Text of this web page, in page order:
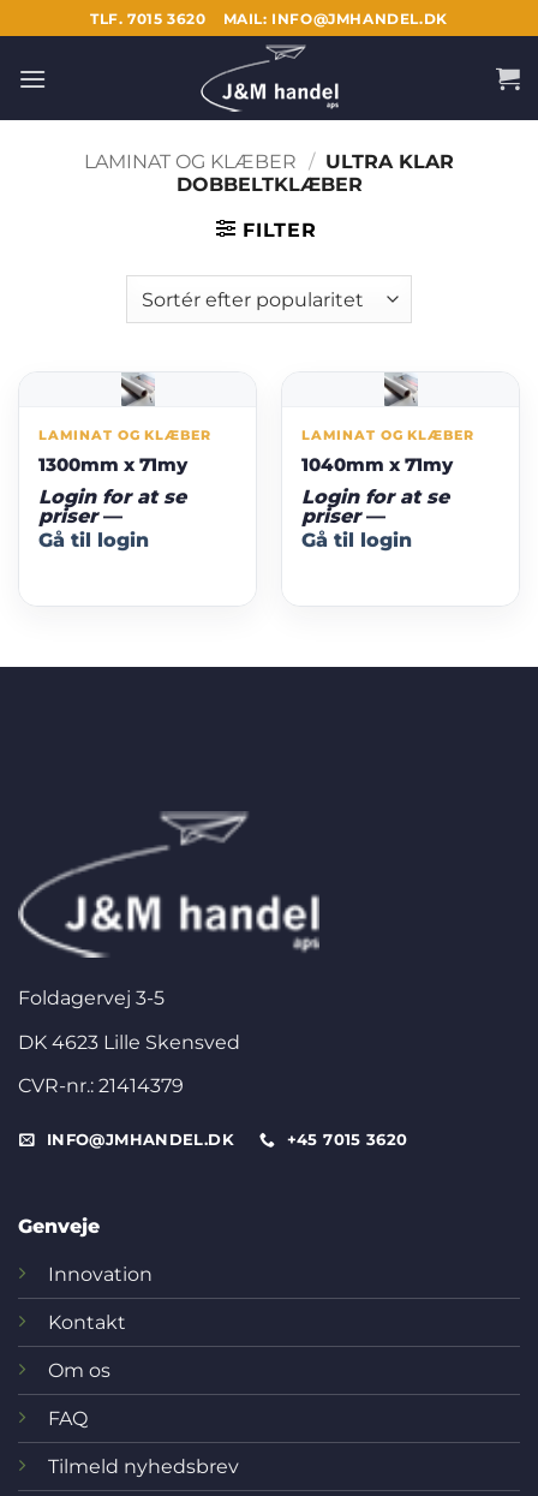
til
indhold
TLF. 7015 3620 MAIL: INFO@JMHANDEL.DK
LAMINAT OG KLÆBER / ULTRA KLAR
DOBBELTKLÆBER
FILTER
LAMINAT OG KLÆBER
1300mm x 71my
Login for at se
priser—
Gå til login
LAMINAT OG KLÆBER
1040mm x 71my
Login for at se
priser—
Gå til login
Foldagervej 3-5
DK 4623 Lille Skensved
CVR-nr.: 21414379
INFO@JMHANDEL.DK +45 7015 3620
Genveje
Innovation
Kontakt
Om os
FAQ
Tilmeld nyhedsbrev